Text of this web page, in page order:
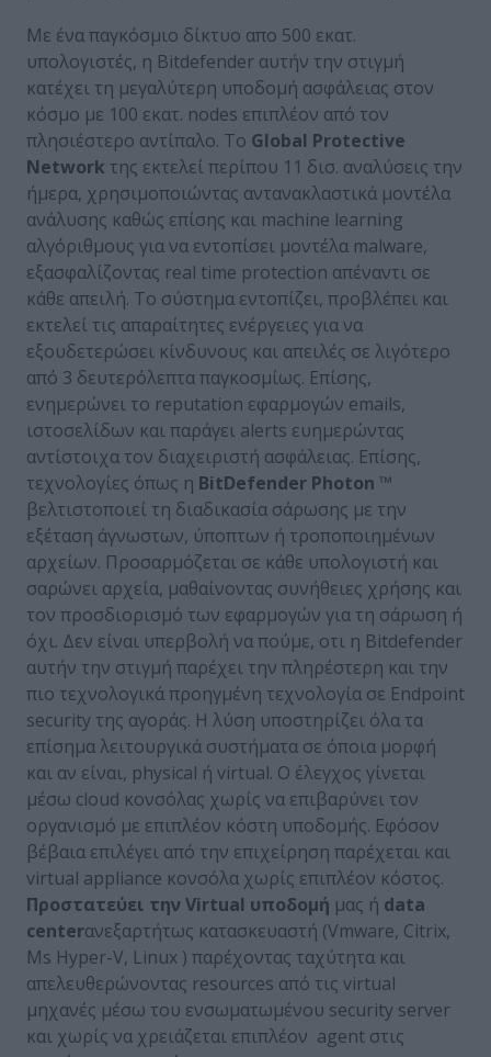
Με ένα παγκόσμιο δίκτυο απο 500 εκατ.
υπολογιστές, η Bitdefender αυτήν την στιγμή
κατέχει τη μεγαλύτερη υποδομή ασφάλειας στον
κόσμο με 100 εκατ. nodes επιπλέον από τον
πλησιέστερο αντίπαλο. Το Global Protective
Network της εκτελεί περίπου 11 δισ. αναλύσεις την
ήμερα, χρησιμοποιώντας αντανακλαστικά μοντέλα
ανάλυσης καθώς επίσης και machine learning
αλγόριθμους για να εντοπίσει μοντέλα malware,
εξασφαλίζοντας real time protection απέναντι σε
κάθε απειλή. Το σύστημα εντοπίζει, προβλέπει και
εκτελεί τις απαραίτητες ενέργειες για να
εξουδετερώσει κίνδυνους και απειλές σε λιγότερο
από 3 δευτερόλεπτα παγκοσμίως. Επίσης,
ενημερώνει το reputation εφαρμογών emails,
ιστοσελίδων και παράγει alerts ευημερώντας
αντίστοιχα τον διαχειριστή ασφάλειας. Επίσης,
τεχνολογίες όπως η BitDefender Photon ™
βελτιστοποιεί τη διαδικασία σάρωσης με την
εξέταση άγνωστων, ύποπτων ή τροποποιημένων
αρχείων. Προσαρμόζεται σε κάθε υπολογιστή και
σαρώνει αρχεία, μαθαίνοντας συνήθειες χρήσης και
τον προσδιορισμό των εφαρμογών για τη σάρωση ή
όχι. Δεν είναι υπερβολή να πούμε, οτι η Βitdefender
αυτήν την στιγμή παρέχει την πληρέστερη και την
πιο τεχνολογικά προηγμένη τεχνολογία σε Endpoint
security της αγοράς. Η λύση υποστηρίζει όλα τα
επίσημα λειτουργικά συστήματα σε όποια μορφή
και αν είναι, physical ή virtual. Ο έλεγχος γίνεται
μέσω cloud κονσόλας χωρίς να επιβαρύνει τον
οργανισμό με επιπλέον κόστη υποδομής. Εφόσον
βέβαια επιλέγει από την επιχείρηση παρέχεται και
virtual appliance κονσόλα χωρίς επιπλέον κόστος.
Προστατεύει την Virtual υποδομή μας ή data
centerανεξαρτήτως κατασκευαστή (Vmware, Citrix,
Ms Hyper-V, Linux ) παρέχοντας ταχύτητα και
απελευθερώνοντας resources από τις virtual
μηχανές μέσω του ενσωματωμένου security server
και χωρίς να χρειάζεται επιπλέον agent στις